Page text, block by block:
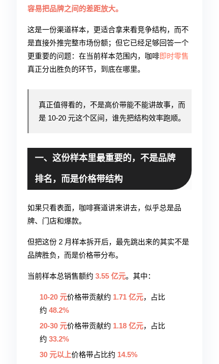
容易把品牌之间的差距放大。
这是一份渠道样本，更适合拿来看竞争结构，而不
是直接外推完整市场份额；但它已经足够回答一个
更重要的问题：在当前样本范围内，咖啡即时零售
真正分出胜负的环节，到底在哪里。
真正值得看的，不是高价带能不能讲故事，而
是 10-20 元这个区间，谁先把结构效率跑顺。
一、这份样本里最重要的，不是品牌
排名，而是价格带结构
如果只看表面，咖啡赛道讲来讲去，似乎总是品
牌、门店和爆款。
但把这份 2 月样本拆开后，最先跳出来的其实不是
品牌胜负，而是价格带分布。
当前样本总销售额约 3.55 亿元。其中：
10-20 元价格带贡献约 1.71 亿元，占比
约 48.2%
20-30 元价格带贡献约 1.18 亿元，占比
约 33.2%
30 元以上价格带占比约 14.5%